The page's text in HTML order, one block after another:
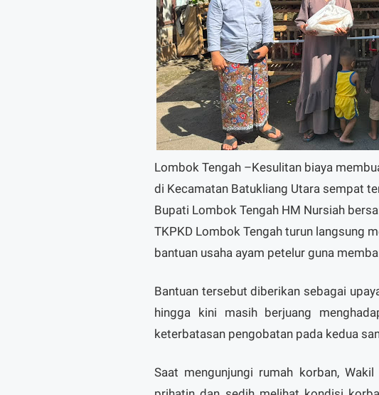
Lombok Tengah –Kesulitan biaya
di Kecamatan Batukliang Utara sempat
Bupati Lombok Tengah HM Nursiah
TKPKD Lombok Tengah turun langsung
bantuan usaha ayam petelur guna
Bantuan tersebut diberikan sebagai
hingga kini masih berjuang
keterbatasan pengobatan pada kedua
Saat mengunjungi rumah korban,